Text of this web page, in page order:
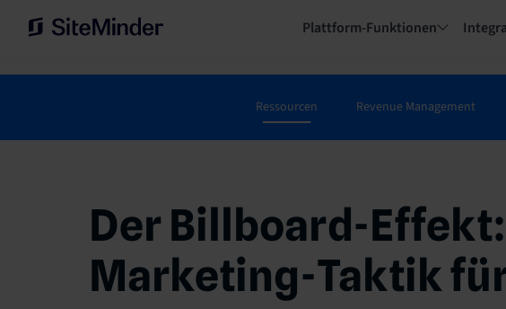
Plattform-Funktionen
Ressourcen Revenue Management
Der Billboard-
Marketing-Taktik